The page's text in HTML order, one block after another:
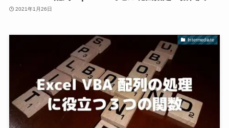
2021年1月26日
Intermediate